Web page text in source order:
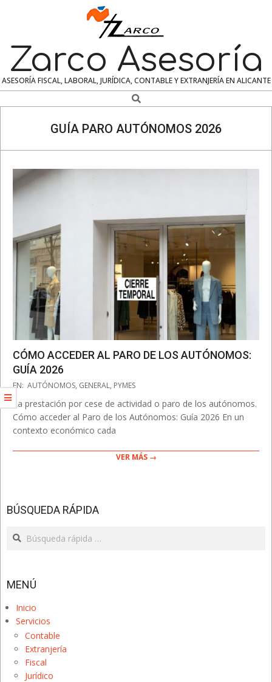
Zarco Asesoría
ASESORÍA FISCAL, LABORAL, JURÍDICA, CONTABLE Y EXTRANJERÍA EN ALICANTE
Search
GUÍA PARO AUTÓNOMOS 2026
CÓMO ACCEDER AL PARO DE LOS AUTÓNOMOS:
GUÍA 2026
2026-
22
EN: AUTÓNOMOS, GENERAL, PYMES
La prestación por cese de actividad o paro de los autónomos.
Cómo acceder al Paro de los Autónomos: Guía 2026 En un
contexto económico cada
VER MÁS →
BÚSQUEDA RÁPIDA
Search
MENÚ
Inicio
Servicios
Contable
Extranjería
Fiscal
Jurídico